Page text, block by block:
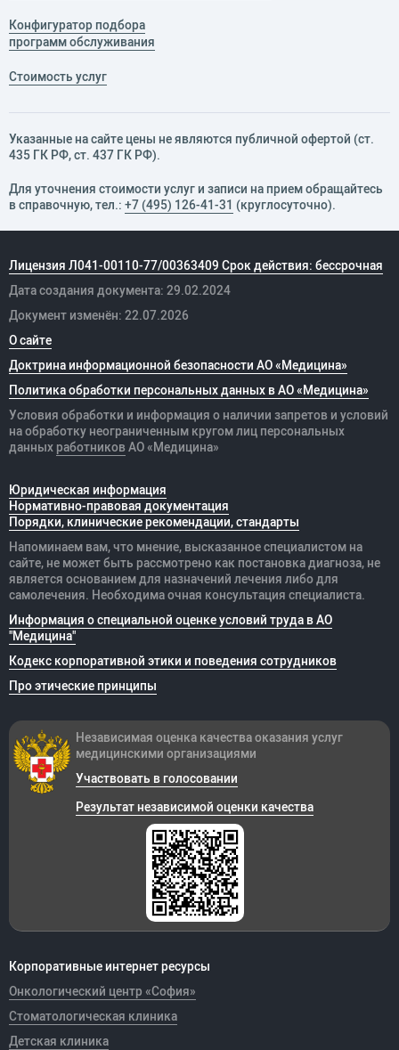
Конфигуратор подбора
программ обслуживания
Стоимость услуг
Указанные на сайте цены не являются публичной офертой (ст.
435 ГК РФ, cт. 437 ГК РФ).
Для уточнения стоимости услуг и записи на прием обращайтесь
в справочную, тел.: +7 (495) 126-41-31 (круглосуточно).
Лицензия Л041-00110-77/00363409 Срок действия: бессрочная
Дата создания документа: 29.02.2024
Документ изменён: 22.07.2026
О сайте
Доктрина информационной безопасности АО «Медицина»
Политика обработки персональных данных в АО «Медицина»
Условия обработки и информация о наличии запретов и условий
на обработку неограниченным кругом лиц персональных
данных работников АО «Медицина»
Юридическая информация
Нормативно-правовая документация
Порядки, клинические рекомендации, стандарты
Напоминаем вам, что мнение, высказанное специалистом на
сайте, не может быть рассмотрено как постановка диагноза, не
является основанием для назначений лечения либо для
самолечения. Необходима очная консультация специалиста.
Информация о специальной оценке условий труда в АО
"Медицина"
Кодекс корпоративной этики и поведения сотрудников
Про этические принципы
Корпоративные интернет ресурсы
Онкологический центр «София»
Стоматологическая клиника
Детская клиника
Независимая оценка качества оказания услуг
медицинскими организациями
Участвовать в голосовании
Результат независимой оценки качества